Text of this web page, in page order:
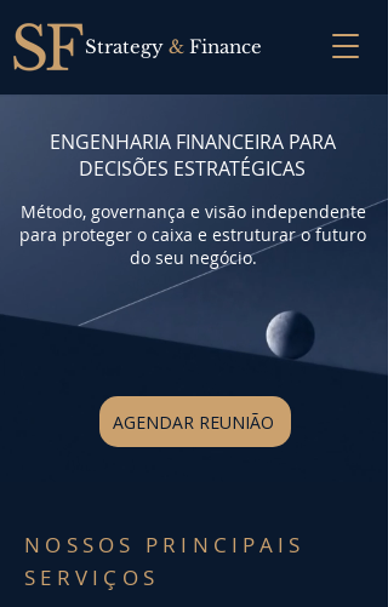
Strategy & Finance
ENGENHARIA FINANCEIRA PARA
DECISÕES ESTRATÉGICAS
Método, governança e visão independente
para proteger o caixa e estruturar o futuro
do seu negócio.
AGENDAR REUNIÃO
NOSSOS PRINCIPAIS
SERVIÇOS